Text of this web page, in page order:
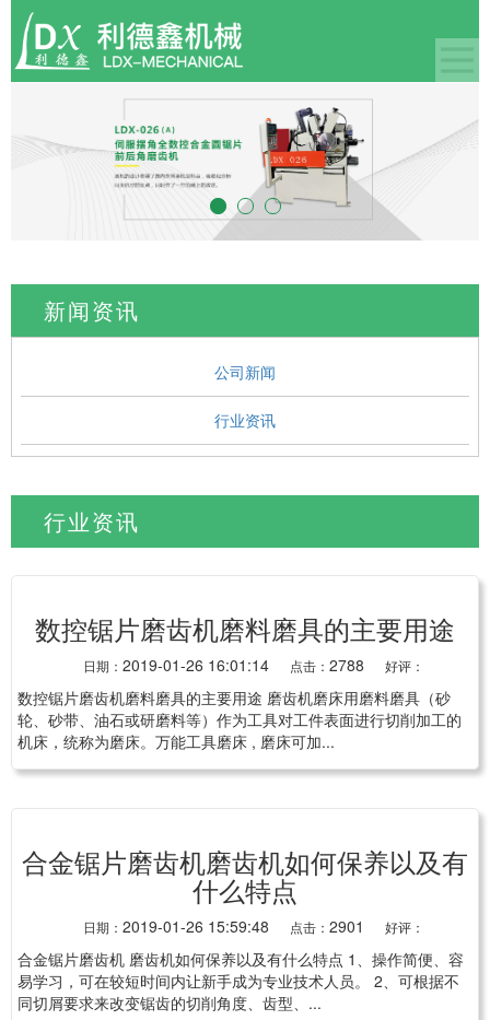
新闻资讯
公司新闻
行业资讯
行业资讯
当前位置: 首页>新闻资讯>行业资讯
数控锯片磨齿机磨料磨具的主要用途
日期： 2019-01-26 16:01:14 点击： 2788 好评：
数控锯片磨齿机磨料磨具的主要用途 磨齿机磨床用磨料磨具（砂
轮、砂带、油石或研磨料等）作为工具对工件表面进行切削加工的
机床，统称为磨床。万能工具磨床 , 磨床可加...
合金锯片磨齿机磨齿机如何保养以及有
什么特点
日期： 2019-01-26 15:59:48 点击： 2901 好评：
合金锯片磨齿机 磨齿机如何保养以及有什么特点 1、操作简便、容
易学习，可在较短时间内让新手成为专业技术人员。 2、可根据不
同切屑要求来改变锯齿的切削角度、齿型、...